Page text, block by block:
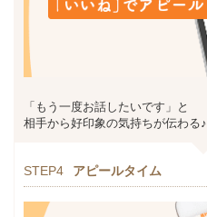
「もう一度お話したいです」と
相手から好印象の気持ちが伝わる♪
STEP4 アピールタイム